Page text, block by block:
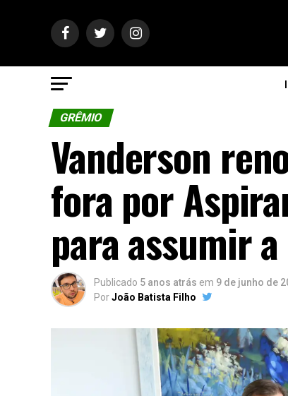
GRÊMIO
Vanderson
fora por
para assumir
Publicado 5 anos atrás em 9 de junho de
PorJoão Batista Filho